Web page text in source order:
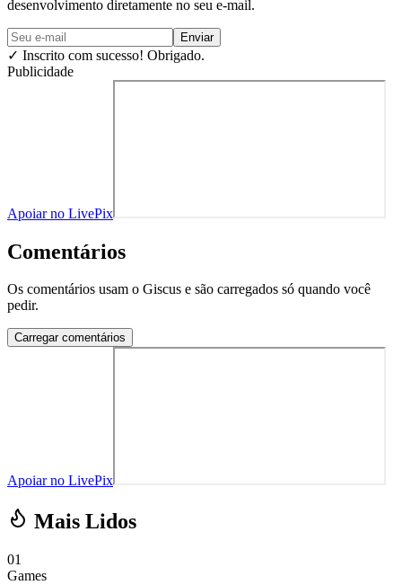
desenvolvimento diretamente no seu e-mail.
Enviar
✓ Inscrito com sucesso! Obrigado.
Publicidade
Apoiar no LivePix
Comentários
Os comentários usam o Giscus e são carregados só quando você
pedir.
Carregar comentários
Apoiar no LivePix
Mais Lidos
01
Games